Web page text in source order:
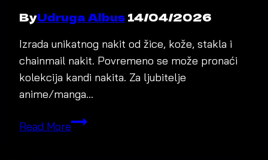
ByUdruga Albus14/04/2026
Izrada unikatnog nakit od žice, kože, stakla i
chainmail nakit. Povremeno se može pronaći
kolekcija kandi nakita. Za ljubitelje
anime/manga…
Read MoreKMDesign